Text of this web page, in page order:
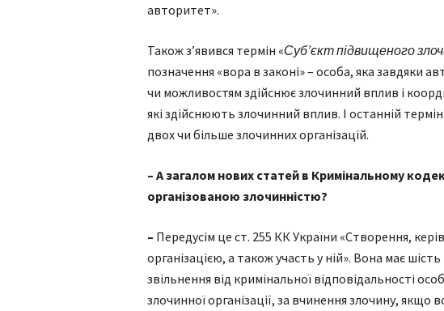
авторитет».
Також з’явився термін «Суб’єкт підвищеного
позначення «вора в законі» – особа, яка завдяки
чи можливостям здійснює злочинний вплив і
які здійснюють злочинний вплив. І останній термін
двох чи більше злочинних організацій.
– А загалом нових статей в Кримінальному
організованою злочинністю?
– Передусім це ст. 255 КК України «Створення,
організацією, а також участь у ній». Вона має
звільнення від кримінальної відповідальності
злочинної організації, за вчинення злочину, якщо